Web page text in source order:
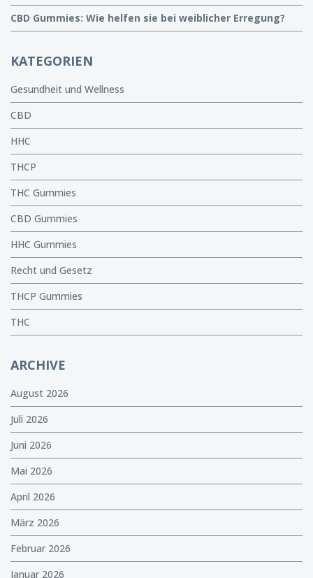
CBD Gummies: Wie helfen sie bei weiblicher Erregung?
KATEGORIEN
Gesundheit und Wellness
CBD
HHC
THCP
THC Gummies
CBD Gummies
HHC Gummies
Recht und Gesetz
THCP Gummies
THC
ARCHIVE
August 2026
Juli 2026
Juni 2026
Mai 2026
April 2026
März 2026
Februar 2026
Januar 2026